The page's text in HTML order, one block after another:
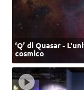
‘Q’ di Quasar -
cosmico